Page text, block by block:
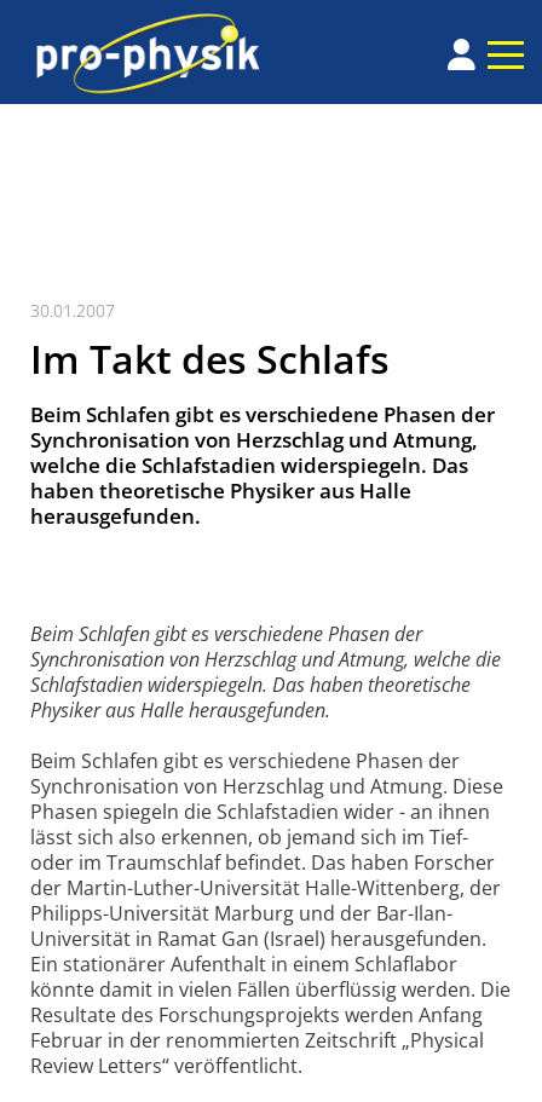
30.01.2007
Im Takt des Schlafs
Beim Schlafen gibt es verschiedene Phasen der
Synchronisation von Herzschlag und Atmung,
welche die Schlafstadien widerspiegeln. Das
haben theoretische Physiker aus Halle
herausgefunden.
Beim Schlafen gibt es verschiedene Phasen der
Synchronisation von Herzschlag und Atmung, welche die
Schlafstadien widerspiegeln. Das haben theoretische
Physiker aus Halle herausgefunden.
Beim Schlafen gibt es verschiedene Phasen der
Synchronisation von Herzschlag und Atmung. Diese
Phasen spiegeln die Schlafstadien wider - an ihnen
lässt sich also erkennen, ob jemand sich im Tief-
oder im Traumschlaf befindet. Das haben Forscher
der Martin-Luther-Universität Halle-Wittenberg, der
Philipps-Universität Marburg und der Bar-Ilan-
Universität in Ramat Gan (Israel) herausgefunden.
Ein stationärer Aufenthalt in einem Schlaflabor
könnte damit in vielen Fällen überflüssig werden. Die
Resultate des Forschungsprojekts werden Anfang
Februar in der renommierten Zeitschrift „Physical
Review Letters“ veröffentlicht.